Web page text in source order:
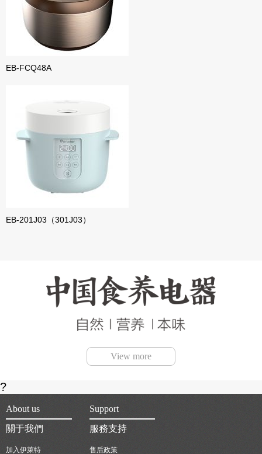
EB-FCQ48A
EB-201J03（301J03）
View more
?
About us
關于我們
加入伊萊特
Support
服務支持
售后政策